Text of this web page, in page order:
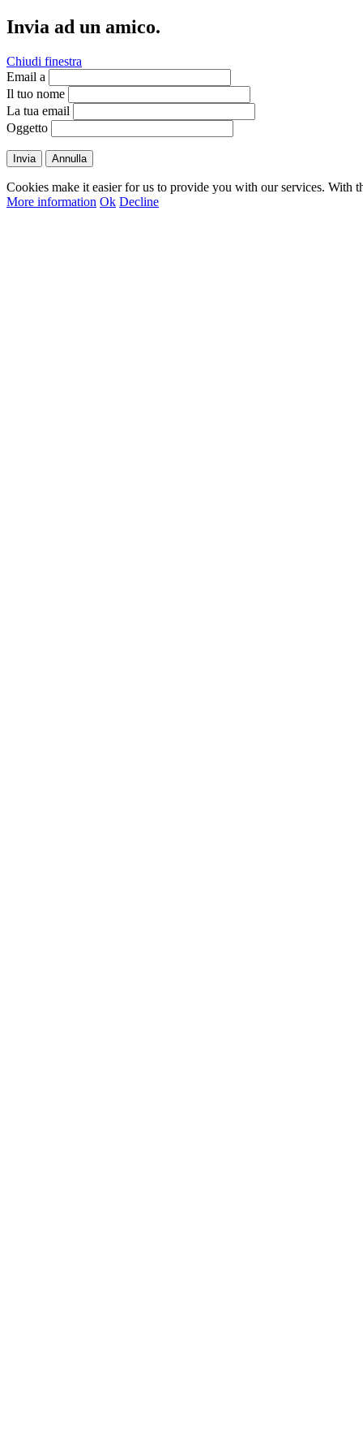
Invia ad un amico.
Chiudi finestra
Email a
Il tuo nome
La tua email
Oggetto
Invia Annulla
Cookies make it easier for us to provide you with our services. With
More information Ok Decline